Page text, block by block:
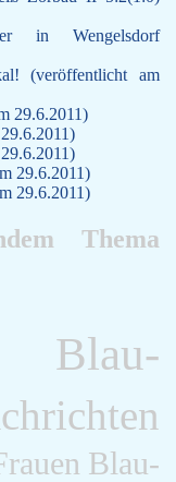
in Wengelsdorf
(veröffentlicht am
29.6.2011)
29.6.2011)
29.6.2011)
Thema
Blau-
Blau-